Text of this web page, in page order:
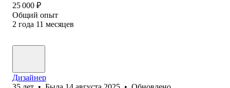
25 000 ₽
Общий опыт
2 года 11 месяцев
Дизайнер